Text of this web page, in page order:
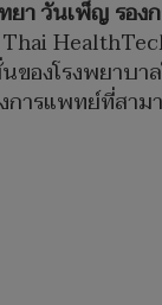
า วันเพ็ญ รอง
Thai
ของโรงพยาบ
การแพทย์ที่สา